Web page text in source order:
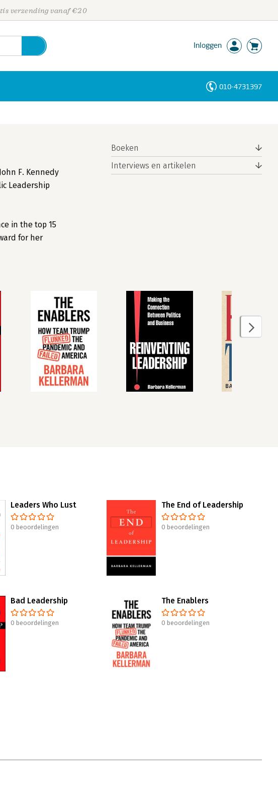
verzending vanaf €20
Inloggen
010-4731397
F. Kennedy
Leadership
in the top 15
for her
Boeken
Interviews en artikelen
Leaders Who Lust
0 beoordelingen
The End of Leadership
0 beoordelingen
Bad Leadership
0 beoordelingen
The Enablers
0 beoordelingen
Personen